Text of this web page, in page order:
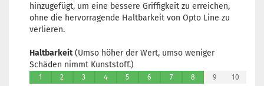
hinzugefügt, um eine bessere Griffigkeit zu erreichen,
ohne die hervorragende Haltbarkeit von Opto Line zu
verlieren.
Haltbarkeit(Umso höher der Wert, umso weniger
Schäden nimmt Kunststoff.)
1 2 3 4 5 6 7 8 9 10